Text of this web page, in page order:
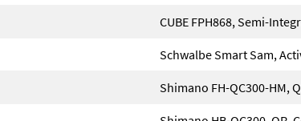
CUBE FPH868, Semi-
Schwalbe Smart Sam,
Shimano FH-QC300-HM,